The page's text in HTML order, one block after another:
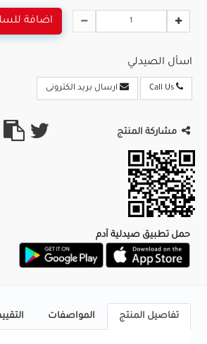
اضافة
اسأل الصيدلي
ارسال بريد الكترونى
مشاركة المنتج
حمل تطبيق صيدلية آدم
تفاصيل المنتج المواصفات